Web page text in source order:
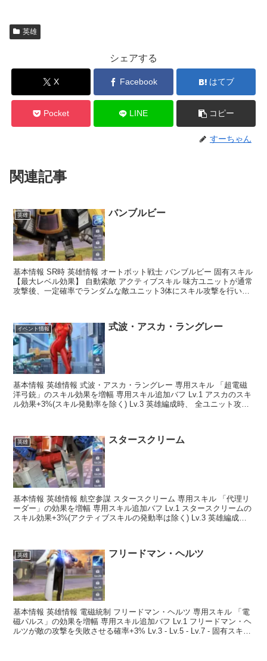
英雄
シェアする
X Facebook はてブ
Pocket LINE コピー
すーちゃん
関連記事
英雄 バンブルビー
基本情報 SR時 英雄情報 オートボット戦士 バンブルビー 固有スキル
【最大レベル効果】 自動索敵 アクティブスキル 味方ユニットが通常
攻撃後、一定確率でランダムな敵ユニット3体にスキル攻撃を行い、
イベント情報 式波・アスカ・ラングレー
基本情報 英雄情報 式波・アスカ・ラングレー 専用スキル 「超電磁
洋弓銃」のスキル効果を増幅 専用スキル追加バフ Lv.1 アスカのスキ
ル効果+3%(スキル発動率を除く) Lv.3 英雄編成時、 全ユニット攻撃
英雄 スタースクリーム
基本情報 英雄情報 航空参謀 スタースクリーム 専用スキル 「代理リ
ーダー」の効果を増幅 専用スキル追加バフ Lv.1 スタースクリームの
スキル効果+3%(アクティブスキルの発動率は除く) Lv.3 英雄編成
英雄 フリードマン・ヘルツ
基本情報 英雄情報 電磁統制 フリードマン・ヘルツ 専用スキル 「電
磁パルス」の効果を増幅 専用スキル追加バフ Lv.1 フリードマン・ヘ
ルツが敵の攻撃を失敗させる確率+3% Lv.3 - Lv.5 - Lv.7 - 固有スキル